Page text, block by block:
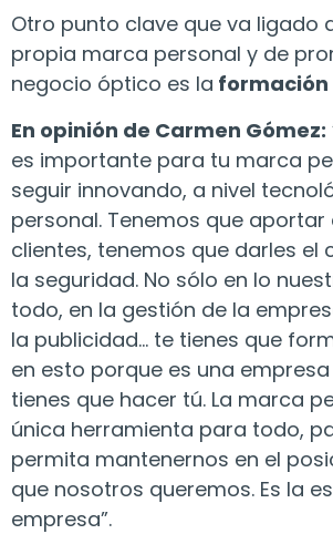
Otro punto clave que va ligado
propia marca personal y de
negocio óptico es la formación
En opinión de Carmen Gómez:
es importante para tu marca
seguir innovando, a nivel
personal. Tenemos que aportar
clientes, tenemos que darles el
la seguridad. No sólo en lo
todo, en la gestión de la
la publicidad… te tienes que
en esto porque es una
tienes que hacer tú. La marca
única herramienta para todo,
permita mantenernos en el
que nosotros queremos. Es la
empresa”.